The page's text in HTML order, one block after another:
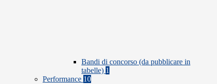
Bandi di concorso (da pubblicare in
tabelle) 1
Performance 10